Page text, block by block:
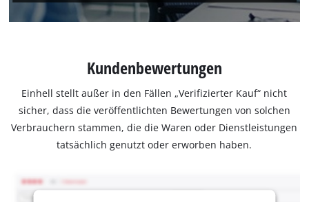
Kundenbewertungen
Einhell stellt außer in den Fällen „Verifizierter Kauf“ nicht
sicher, dass die veröffentlichten Bewertungen von solchen
Verbrauchern stammen, die die Waren oder Dienstleistungen
tatsächlich genutzt oder erworben haben.